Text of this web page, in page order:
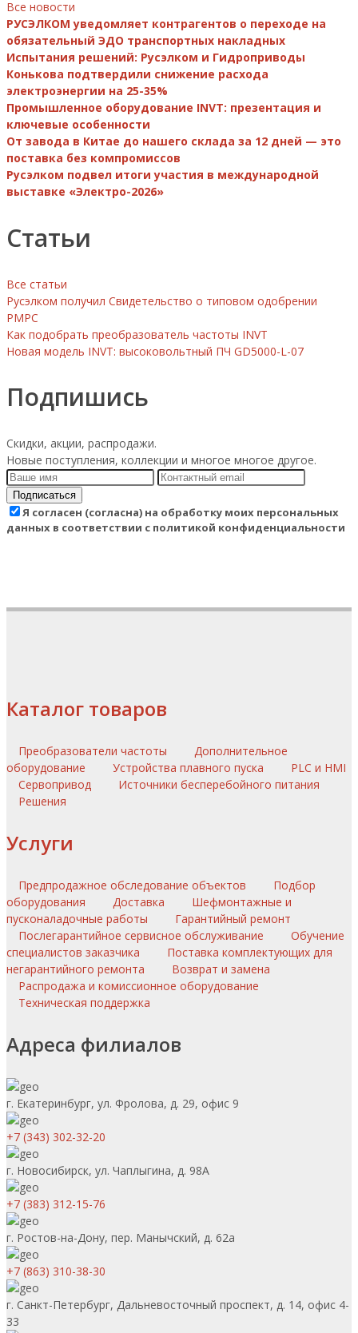
Все новости
РУСЭЛКОМ уведомляет контрагентов о переходе на
обязательный ЭДО транспортных накладных
Испытания решений: Русэлком и Гидроприводы
Конькова подтвердили снижение расхода
электроэнергии на 25-35%
Промышленное оборудование INVT: презентация и
ключевые особенности
От завода в Китае до нашего склада за 12 дней — это
поставка без компромиссов
Русэлком подвел итоги участия в международной
выставке «Электро-2026»
Статьи
Все статьи
Русэлком получил Свидетельство о типовом одобрении
РМРС
Как подобрать преобразователь частоты INVT
Новая модель INVT: высоковольтный ПЧ GD5000-L-07
Подпишись
Скидки, акции, распродажи.
Новые поступления, коллекции и многое многое другое.
Подписаться
Я согласен (согласна) на обработку моих персональных
данных в соответствии с политикой конфиденциальности
Каталог товаров
Преобразователи частоты
Дополнительное
оборудование
Устройства плавного пуска
PLC и HMI
Сервопривод
Источники бесперебойного питания
Решения
Услуги
Предпродажное обследование объектов
Подбор
оборудования
Доставка
Шефмонтажные и
пусконаладочные работы
Гарантийный ремонт
Послегарантийное сервисное обслуживание
Обучение
специалистов заказчика
Поставка комплектующих для
негарантийного ремонта
Возврат и замена
Распродажа и комиссионное оборудование
Техническая поддержка
Адреса филиалов
г. Екатеринбург, ул. Фролова, д. 29, офис 9
+7 (343) 302-32-20
г. Новосибирск, ул. Чаплыгина, д. 98А
+7 (383) 312-15-76
г. Ростов-на-Дону, пер. Манычский, д. 62а
+7 (863) 310-38-30
г. Санкт-Петербург, Дальневосточный проспект, д. 14, офис 4-
33